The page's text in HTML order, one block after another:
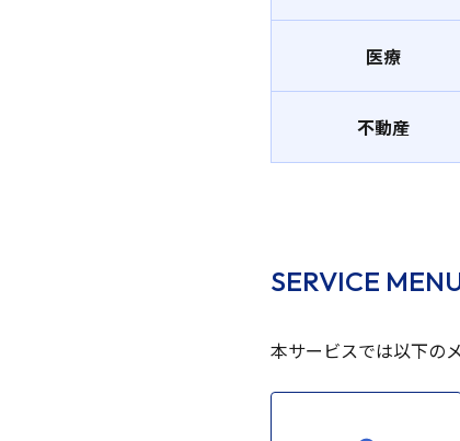
医療
不動産
SERVICE
本サービスでは以下の